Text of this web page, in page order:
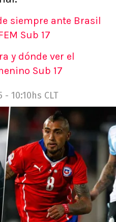
siempre ante Brasil
Sub 17
y dónde ver el
Sub 17
10:10hs CLT